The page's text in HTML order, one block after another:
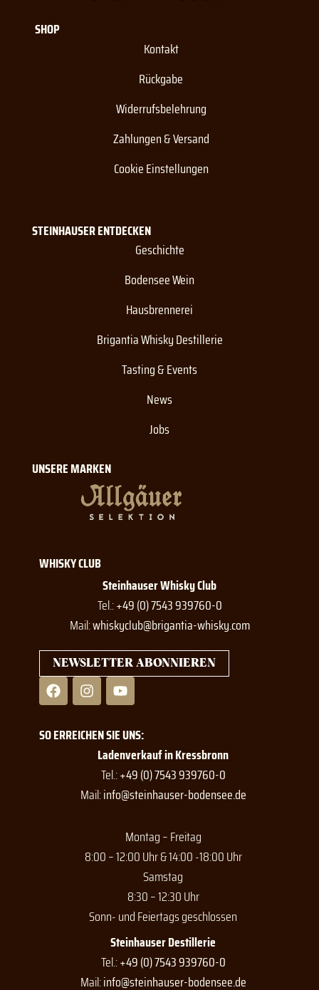
STEINHAUSER ENTDECKEN
Geschichte
Bodensee Wein
Hausbrennerei
Brigantia Whisky Destillerie
Tasting & Events
News
Jobs
UNSERE MARKEN
SHOP
Kontakt
Rückgabe
Widerrufsbelehrung
Zahlungen & Versand
Cookie Einstellungen
WHISKY CLUB
Steinhauser Whisky Club
Tel.:+49 (0) 7543 939760-0
Mail:whiskyclub@brigantia-whisky.com
NEWSLETTER ABONNIEREN
F
a
c
e
b
I
n
s
t
a
m
Y
o
u
t
u
b
e
SO ERREICHEN SIE UNS:
Ladenverkauf in Kressbronn
Tel.:+49 (0) 7543 939760-0
Mail:info@steinhauser-bodensee.de
Montag – Freitag
8:00 – 12:00 Uhr & 14:00 -18:00 Uhr
Samstag
8:30 – 12:30 Uhr
Sonn- und Feiertags geschlossen
Steinhauser Destillerie
Tel.:+49 (0) 7543 939760-0
Mail:info@steinhauser-bodensee.de